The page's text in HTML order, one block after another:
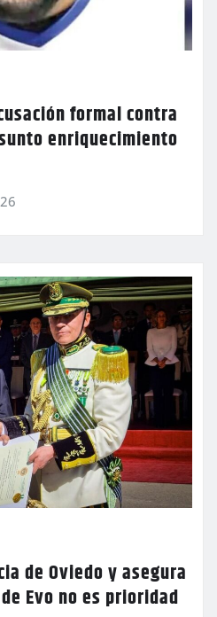
formal contra
enriquecimiento
de Oviedo y asegura
Evo no es prioridad